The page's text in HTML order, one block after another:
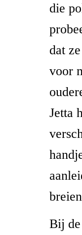
die
dat
voor
Jetta
Bij de